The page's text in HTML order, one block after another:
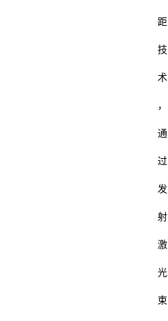
距
技
术
，
通
过
发
射
激
光
束